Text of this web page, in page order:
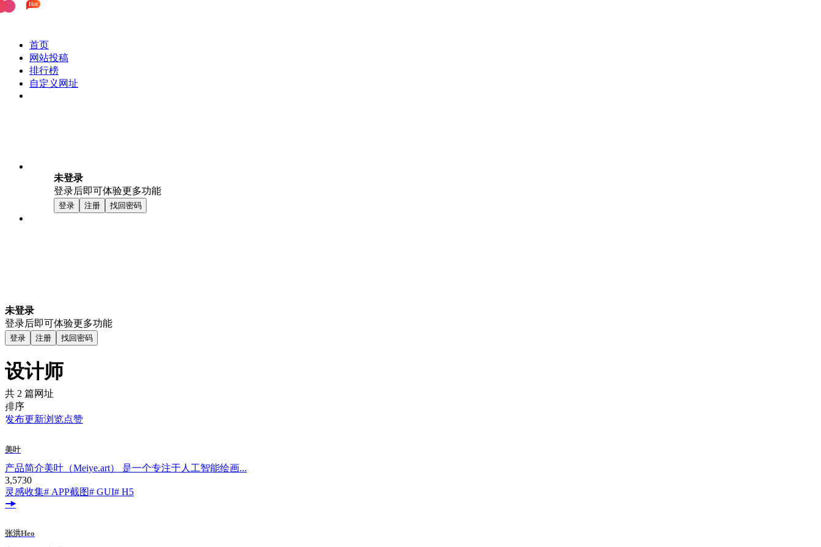
首页
网站投稿
排行榜
Hot
自定义网址
未登录
登录后即可体验更多功能
登录 注册 找回密码
未登录
登录后即可体验更多功能
登录 注册 找回密码
设计师
共 2 篇网址
排序
发布更新浏览点赞
美叶
产品简介美叶（Meiye.art） 是一个专注于人工智能绘画...
3,5730
灵感收集# APP截图# GUI# H5
张洪Heo